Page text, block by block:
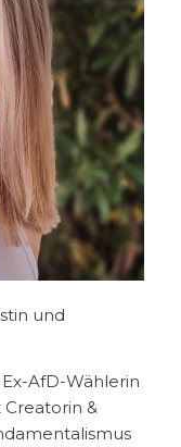
und
AfD-Wählerin
&